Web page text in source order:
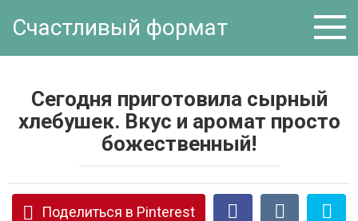
Счастливый формат
Сегодня приготовила сырный
хлебушек. Вкус и аромат просто
божественный!
Поделиться в Pinterest